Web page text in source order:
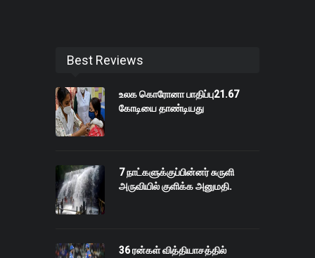
Best Reviews
உலக கொரோனா பாதிப்பு21.67
கோடியை தாண்டியது
7 நாட்களுக்குப்பின்னர் சுருளி
அருவியில் குளிக்க அனுமதி.
36 ரன்கள் வித்தியாசத்தில்